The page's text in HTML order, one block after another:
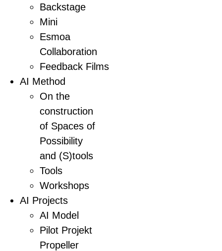
Backstage
Mini
Esmoa
Collaboration
Feedback Films
AI Method
On the
construction
of Spaces of
Possibility
and (S)tools
Tools
Workshops
AI Projects
AI Model
Pilot Projekt
Propeller